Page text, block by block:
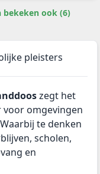
bekeken ook (6)
pleisters
zegt het
voor omgevingen
te denken
scholen,
en